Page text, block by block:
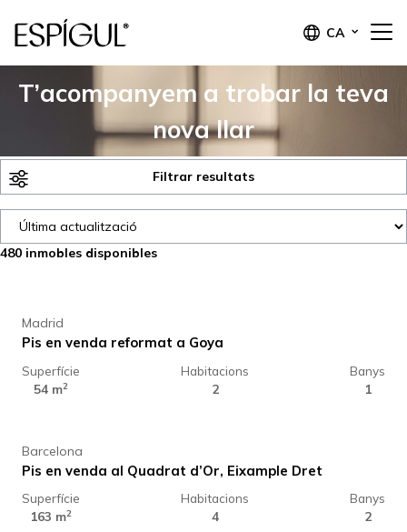
CA
T’acompanyem a trobar la teva
nova llar
Filtrar resultats
480 inmobles disponibles
789.000 €
Madrid
Pis en venda reformat a Goya
Superfície
54 m2
Habitacions
2
Banys
1
850.000 €
Barcelona
Pis en venda al Quadrat d’Or, Eixample Dret
Superfície
163 m2
Habitacions
4
Banys
2
629.000 €